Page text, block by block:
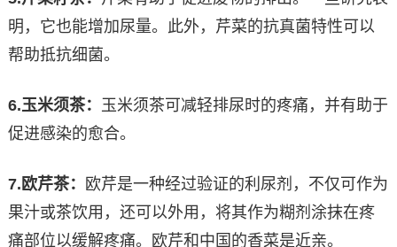
明，它也能增加尿量。此外，芹菜的抗真菌特性可以
帮助抵抗细菌。
6.玉米须茶： 玉米须茶可减轻排尿时的疼痛，并有助于
促进感染的愈合。
7. 欧芹茶：
欧芹是一种经过验证的利尿剂，不仅可作为
果汁或茶饮用，还可以外用，将其作为糊剂涂抹在疼
痛部位以缓解疼痛。欧芹和中国的香菜是近亲。